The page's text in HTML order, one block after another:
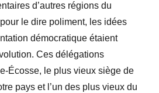
d’autres régions du
le dire poliment, les idées
démocratique étaient
Ces délégations
Écosse, le plus vieux siège de
pays et l’un des plus vieux du